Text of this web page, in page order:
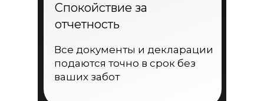
Спокойствие за
отчетность
Все документы и декларации
подаются точно в срок без
ваших забот